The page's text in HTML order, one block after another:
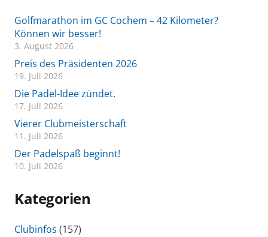
Golfmarathon im GC Cochem – 42 Kilometer?
Können wir besser!
3. August 2026
Preis des Präsidenten 2026
19. Juli 2026
Die Padel-Idee zündet.
17. Juli 2026
Vierer Clubmeisterschaft
11. Juli 2026
Der Padelspaß beginnt!
10. Juli 2026
Kategorien
Clubinfos (157)